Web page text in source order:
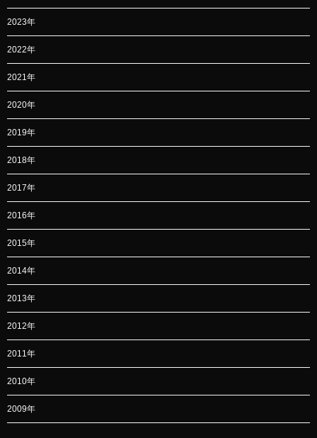
2023年
2022年
2021年
2020年
2019年
2018年
2017年
2016年
2015年
2014年
2013年
2012年
2011年
2010年
2009年